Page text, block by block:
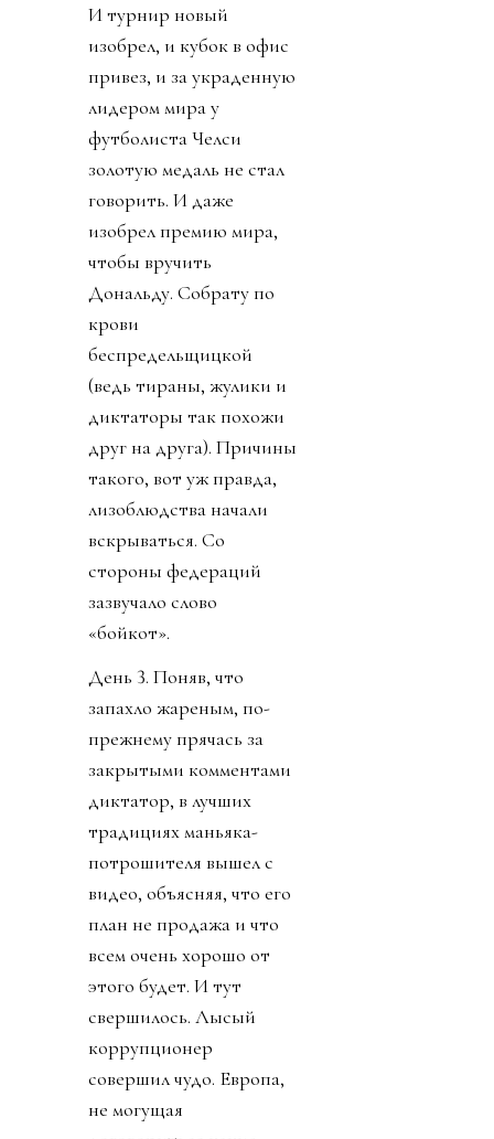
И турнир новый
изобрел, и кубок в офис
привез, и за украденную
лидером мира у
футболиста Челси
золотую медаль не стал
говорить. И даже
изобрел премию мира,
чтобы вручить
Дональду. Собрату по
крови
беспредельщицкой
(ведь тираны, жулики и
диктаторы так похожи
друг на друга). Причины
такого, вот уж правда,
лизоблюдства начали
вскрываться. Со
стороны федераций
зазвучало слово
«бойкот».
День 3. Поняв, что
запахло жареным, по-
прежнему прячась за
закрытыми комментами
диктатор, в лучших
традициях маньяка-
потрошителя вышел с
видео, объясняя, что его
план не продажа и что
всем очень хорошо от
этого будет. И тут
свершилось. Лысый
коррупционер
совершил чудо. Европа,
не могущая